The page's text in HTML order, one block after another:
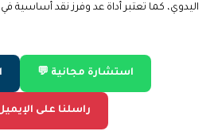
اليدوي، كما تعتبر أداة عد وفرز نقد أساسية
💬 استشارة مجانية
✉️ راسلنا على